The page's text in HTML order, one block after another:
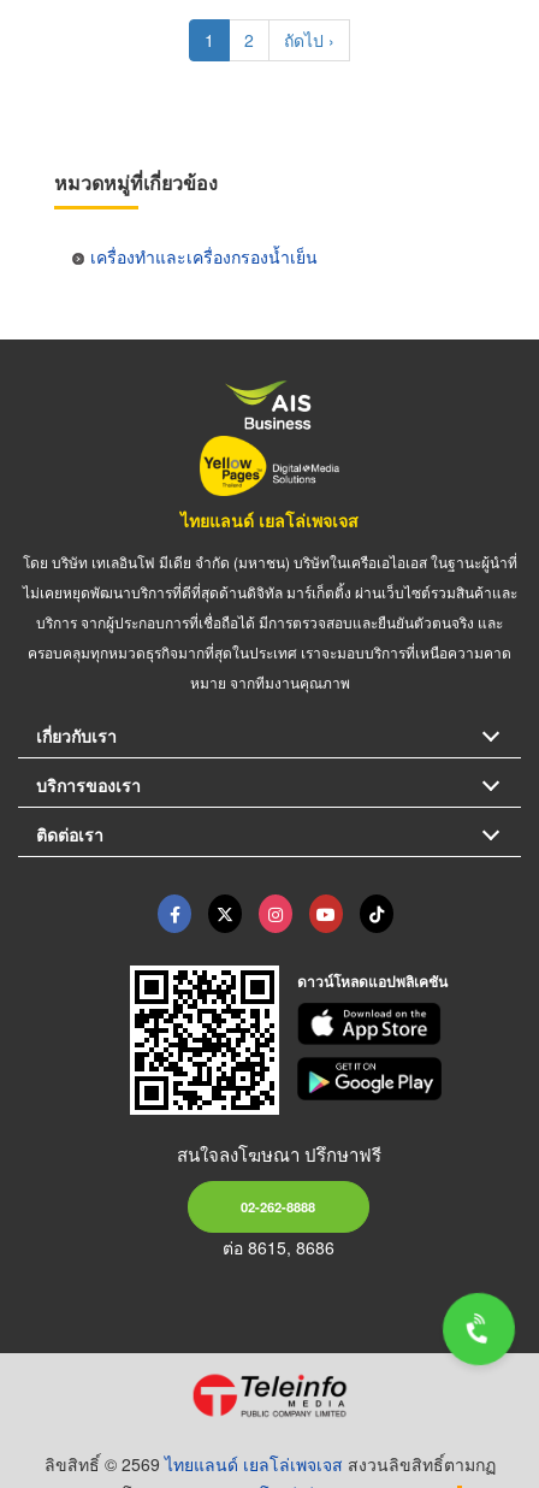
Current
page
1 Page
2
Next
page
ถัดไป ›
หมวดหมู่ที่เกี่ยวข้อง
เครื่องทำและเครื่องกรองน้ำเย็น
ไทยแลนด์ เยลโล่เพจเจส
โดย บริษัท เทเลอินโฟ มีเดีย จำกัด (มหาชน) บริษัทในเครือเอไอเอส ในฐานะผู้นำที่
ไม่เคยหยุดพัฒนาบริการที่ดีที่สุดด้านดิจิทัล มาร์เก็ตติ้ง ผ่านเว็บไซต์รวมสินค้าและ
บริการ จากผู้ประกอบการที่เชื่อถือได้ มีการตรวจสอบและยืนยันตัวตนจริง และ
ครอบคลุมทุกหมวดธุรกิจมากที่สุดในประเทศ เราจะมอบบริการที่เหนือความคาด
หมาย จากทีมงานคุณภาพ
เกี่ยวกับเรา
บริการของเรา
ติดต่อเรา
ดาวน์โหลดแอปพลิเคชัน
สนใจลงโฆษณา ปรึกษาฟรี
02-262-8888
ต่อ 8615, 8686
ลิขสิทธิ์ © 2569ไทยแลนด์ เยลโล่เพจเจส สงวนลิขสิทธิ์ตามกฏ